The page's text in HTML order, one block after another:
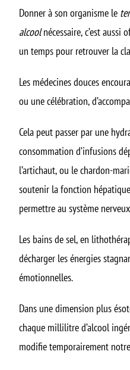
Donner à son organisme le
alcoolnécessaire, c’est
un temps pour retrouver la
Les médecines douces
ou une célébration,
Cela peut passer par une
consommation d’infusions
l’artichaut, ou le chardon-
soutenir la fonction
permettre au système
Les bains de sel, en
décharger les énergies
émotionnelles.
Dans une dimension plus
chaque millilitre d’alcool
modifie temporairement